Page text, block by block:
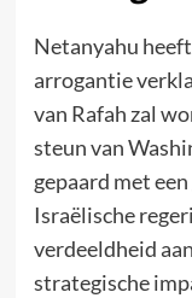
Netanyahu
arrogantie
van Rafah zal
steun van
gepaard met
Israëlische
verdeeldheid
strategische